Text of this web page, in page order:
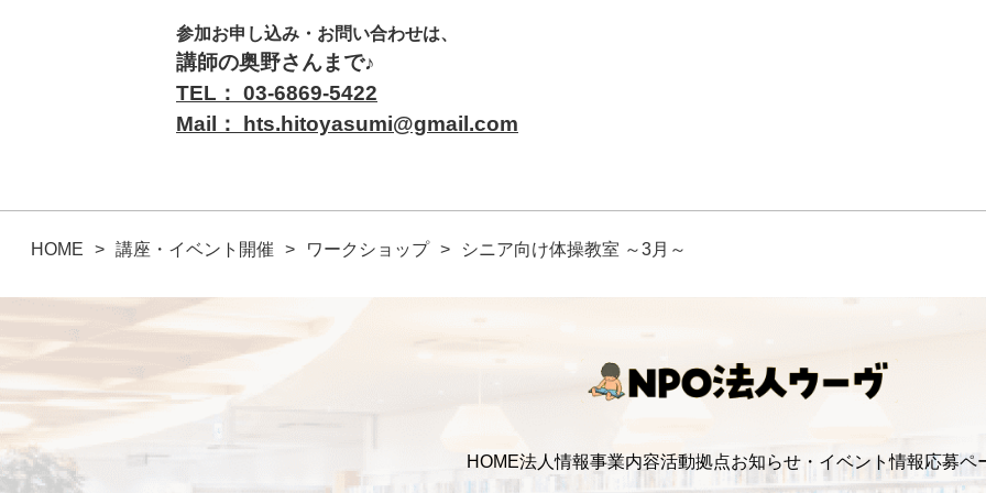
参加お申し込み・お問い合わせは、
講師の奥野さんまで♪
TEL： 03-6869-5422
Mail：
hts.hitoyasumi@gmail.com
HOME 講座・イベント開催 ワークショップ シニア向け体操教室 ～3月～
HOME法人情報事業内容活動拠点お知らせ・イベント情報応募ペ